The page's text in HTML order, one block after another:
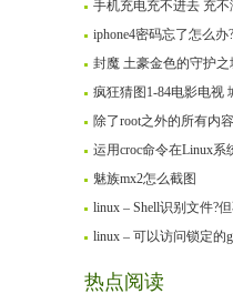
手机充电充不进去 充
iphone4密码忘了怎么
封魔 土豪金色的守护之
疯狂猜图1-84电影电视
除了root之外的所有内
运用croc命令在Linux
魅族mx2怎么截图
linux – Shell识别文件?
linux – 可以访问锁定的
热点阅读